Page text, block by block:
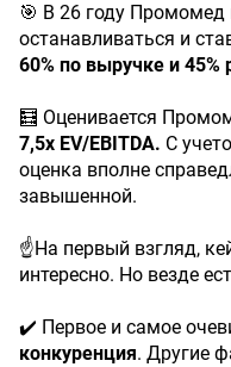
🎯 В 26 году Промомед
останавливаться и
60% по выручке и 45%
🧮 Оценивается
7,5х EV/EBITDA. С
оценка вполне
завышенной.
☝️На первый взгляд,
интересно. Но везде
✔️ Первое и самое
конкуренция. Другие